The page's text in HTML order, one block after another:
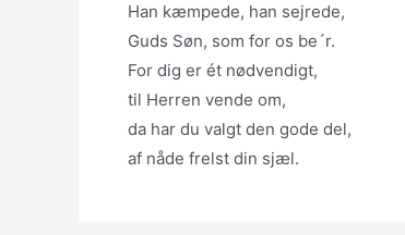
Han kæmpede, han sejrede,
Guds Søn, som for os be´r.
For dig er ét nødvendigt,
til Herren vende om,
da har du valgt den gode del,
af nåde frelst din sjæl.